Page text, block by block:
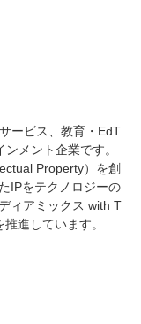
ービス、教育・EdT
メント企業です。
Property）を創
IPをテクノロジーの
ィアミックス with T
進しています。